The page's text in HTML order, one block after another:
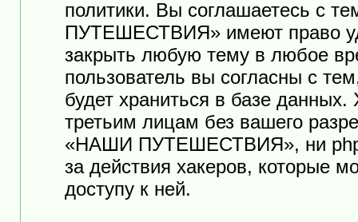
политики. Вы соглашаетесь с
ПУТЕШЕСТВИЯ» имеют право
закрыть любую тему в любое
пользователь вы согласны с
будет храниться в базе
третьим лицам без вашего
«НАШИ ПУТЕШЕСТВИЯ», ни
за действия хакеров, которые
доступу к ней.